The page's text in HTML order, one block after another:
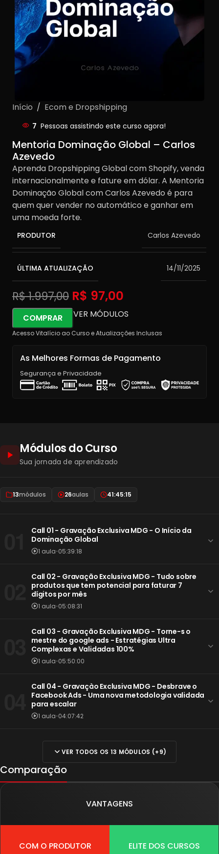
Início / Ecom e Dropshipping
7 Pessoas assistindo este curso agora!
Mentoria Dominação Global – Carlos
Azevedo
Aprenda Dropshipping Global com Shopify, venda
internacionalmente e fature em dólar. A Mentoria
Dominação Global com Carlos Azevedo é para
quem quer vender no automático e ganhar em
uma moeda forte.
PRODUTOR Carlos Azevedo
ÚLTIMA ATUALIZAÇÃO 14/11/2025
R$1.997,00 R$ 97,00
COMPRAR VER MÓDULOS
Acesso Vitalício ao Curso e Atualizações Inclusas
As Melhores Formas de Pagamento
Segurança e Privacidade
Módulos do Curso
Sua jornada de aprendizado
13módulos 26aulas 41:45:15
Call 01 - Gravação Exclusiva MDG - O Início da
Dominação Global
1 aula•05:39:18
Call 02 - Gravação Exclusiva MDG - Tudo sobre
produtos que tem potencial para faturar 7
dígitos por mês
1 aula•05:08:31
Call 03 - Gravação Exclusiva MDG - Torne-s o
mestre do google ads - Estratégias Ultra
Complexas e Validadas 100%
1 aula•05:50:00
Call 04 - Gravaçào Exclusiva MDG - Desbrave o
Facebook Ads - Uma nova metodologia validada
para escalar
1 aula•04:07:42
VER TODOS OS 13 MÓDULOS (+9)
Comparação
VANTAGENS
COM O PRODUTOR ELITE DOS CURSOS